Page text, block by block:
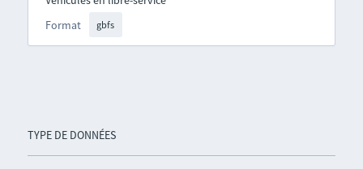
TYPE DE DONNÉES
Format gbfs